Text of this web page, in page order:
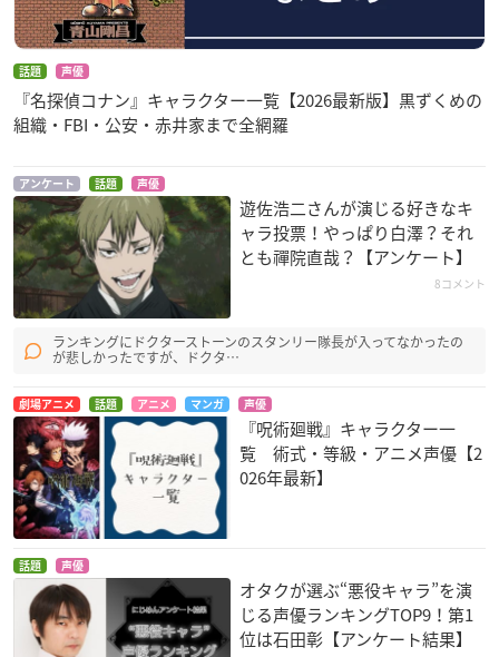
話題 声優
『名探偵コナン』キャラクター一覧【2026最新版】黒ずくめの
組織・FBI・公安・赤井家まで全網羅
アンケート 話題 声優
遊佐浩二さんが演じる好きなキ
ャラ投票！やっぱり白澤？それ
とも禪院直哉？【アンケート】
8コメント
ランキングにドクターストーンのスタンリー隊長が入ってなかったの
が悲しかったですが、ドクタ…
劇場アニメ 話題 アニメ マンガ 声優
『呪術廻戦』キャラクター一
覧 術式・等級・アニメ声優【2
026年最新】
話題 声優
オタクが選ぶ“悪役キャラ”を演
じる声優ランキングTOP9！第1
位は石田彰【アンケート結果】